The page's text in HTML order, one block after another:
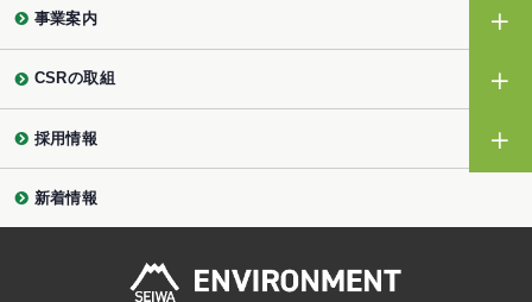
事業案内
CSRの取組
採用情報
新着情報